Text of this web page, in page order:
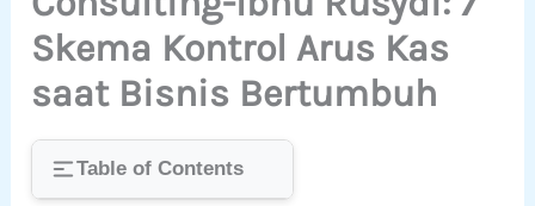
Skema Kontrol Arus Kas
saat Bisnis Bertumbuh
Table of Contents